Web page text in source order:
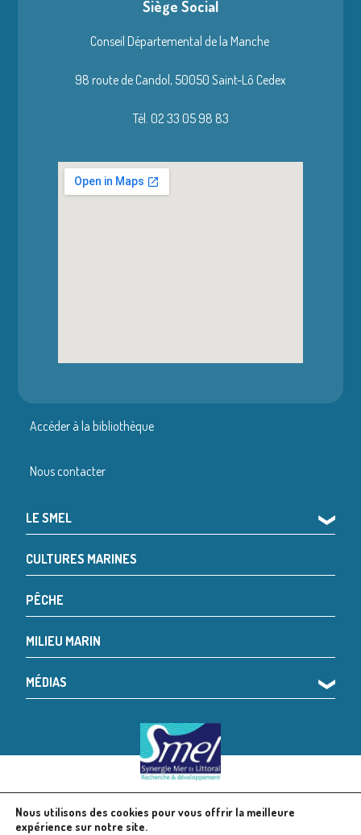
Siège Social
Conseil Départemental de la Manche
98 route de Candol, 50050 Saint-Lô Cedex
Tél. 02 33 05 98 83
Accéder à la bibliothèque
Nous contacter
LE SMEL ❯
CULTURES MARINES
PÊCHE
MILIEU MARIN
MÉDIAS ❯
© 2024 SMEL Mentions légales
Nous utilisons des cookies pour vous offrir la meilleure
expérience sur notre site.